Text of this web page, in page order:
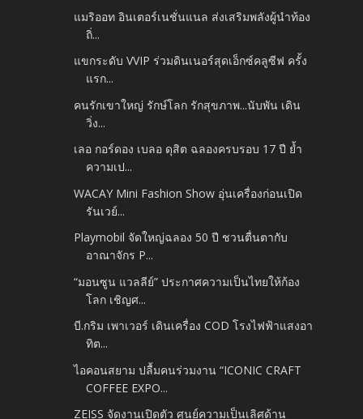
แมริออท อินเตอร์เนชั่นแนล ส่งเสริมพลังผู้นำท้อง
ถิ่...
แขกระดับ VVIP ร่วมดินเนอร์สุดเอ็กซ์คลูซีฟ ครั้ง
แรก...
คนรักเขาใหญ่ รักษ์โลก รักสุขภาพ...นับพัน เดิน
วิ่ง...
เลอ กอร์ดอง เบลอ ดุสิต ฉลองครบรอบ 17 ปี ย้ำ
ความเป...
WACAY Mini Fashion Show อุ่นเครื่องก่อนเปิด
รันเวย์...
Playmobil จัดใหญ่ฉลอง 50 ปี ชวนตื่นตากับ
อาณาจักร P...
“มอนซูน แวลลีย์” ประกาศความเป็นไทยให้ก้อง
โลก เชิญศ...
บี.กริม เพาเวอร์ เดินเครื่อง COD โรงไฟฟ้าแสงอา
ทิต...
ไอคอนสยาม ปลื้มคนร่วมงาน “ICONIC CRAFT
COFFEE EXPO...
ZEISS จัดงานเปิดตัว ศูนย์ความเป็นเลิศด้าน